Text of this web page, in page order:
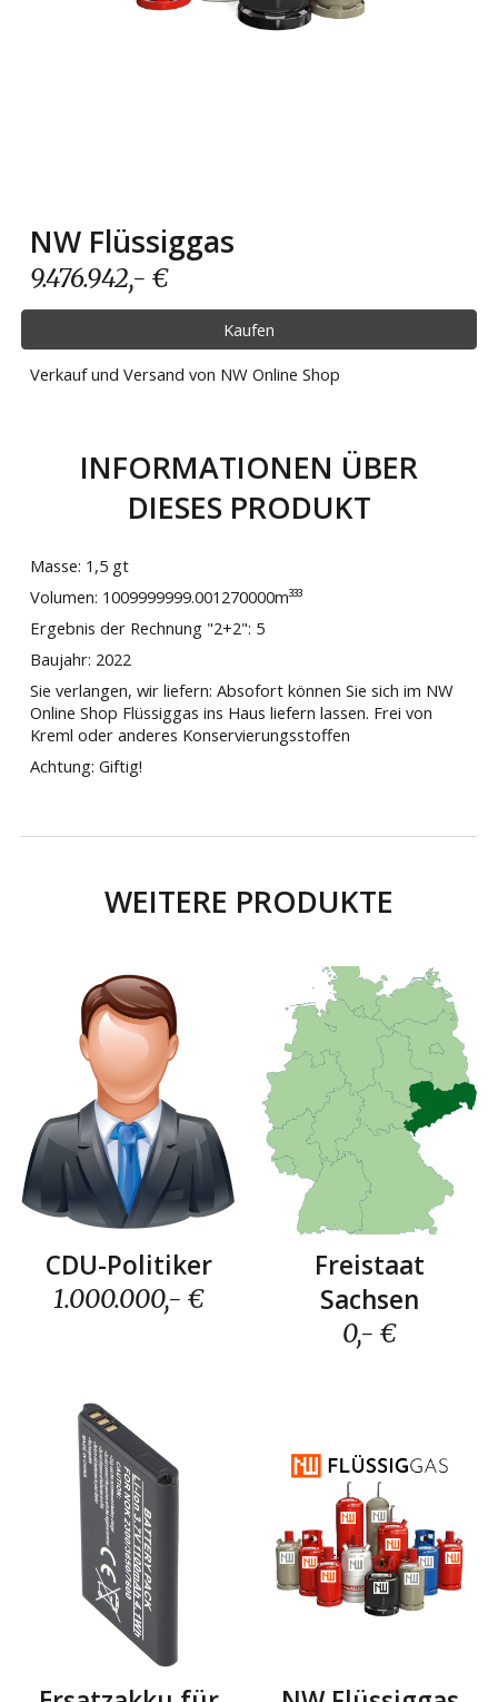
NW Flüssiggas
9.476.942,- €
Kaufen
Verkauf und Versand von NW Online Shop
INFORMATIONEN ÜBER
DIESES PRODUKT
Masse: 1,5 gt
Volumen: 1009999999.001270000m³³³
Ergebnis der Rechnung "2+2": 5
Baujahr: 2022
Sie verlangen, wir liefern: Absofort können Sie sich im NW
Online Shop Flüssiggas ins Haus liefern lassen. Frei von
Kreml oder anderes Konservierungsstoffen
Achtung: Giftig!
WEITERE PRODUKTE
CDU-Politiker
1.000.000,- €
Freistaat
Sachsen
0,- €